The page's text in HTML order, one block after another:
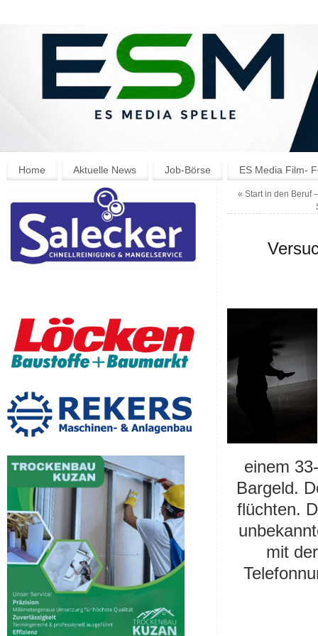
Home Aktuelle News Job-Börse ES Media Film-
« Start in den Beruf
einem
Bargeld.
flüchten.
mit